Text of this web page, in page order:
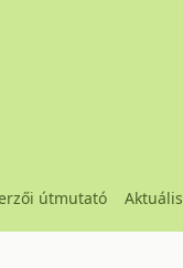
útmutató Aktuális